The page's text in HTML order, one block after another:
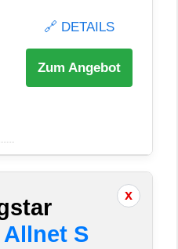
🔗 DETAILS
Zum Angebot
S